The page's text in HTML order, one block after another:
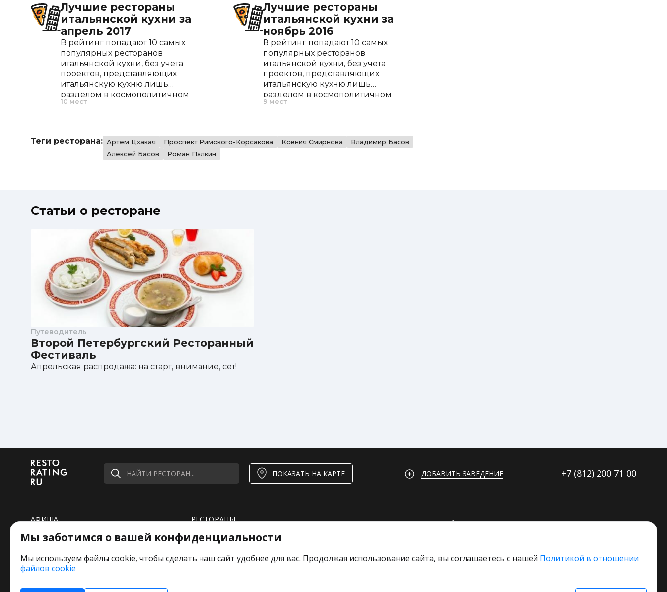
Лучшие рестораны
итальянской кухни за
апрель 2017
В рейтинг попадают 10 самых
популярных ресторанов
итальянской кухни, без учета
проектов, представляющих
итальянскую кухню лишь
разделом в космополитичном
меню.
10 мест
Лучшие рестораны
итальянской кухни за
ноябрь 2016
В рейтинг попадают 10 самых
популярных ресторанов
итальянской кухни, без учета
проектов, представляющих
итальянскую кухню лишь
разделом в космополитичном
меню.
9 мест
Теги ресторана: Артем Цхакая Проспект Римского-Корсакова Ксения Смирнова
Владимир Басов
Алексей Басов
Роман Палкин
Статьи о ресторане
Путеводитель
Второй Петербургский Ресторанный
Фестиваль
Апрельская распродажа: на старт, внимание, сет!
НАЙТИ РЕСТОРАН... ПОКАЗАТЬ НА КАРТЕ ДОБАВИТЬ ЗАВЕДЕНИЕ +7 (812) 200 71 00
АФИША
РЕСТОРАНЫ
РЕЙТИНГИ
НОВОСТИ
СПЕЦПРОЕКТЫ
РЕДАКЦИЯ ШУТИТ
Нашли ошибку?
Вакансии
Контакты
Основной стек технологий
Мы заботимся о вашей конфиденциальности
Мы используем файлы cookie, чтобы сделать наш сайт удобнее для вас. Продолжая использование сайта, вы соглашаетесь с нашей Политикой в отношении
файлов cookie